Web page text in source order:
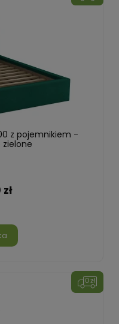
z pojemnikiem -
zielone